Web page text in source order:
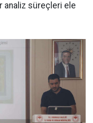
analiz süreçleri ele